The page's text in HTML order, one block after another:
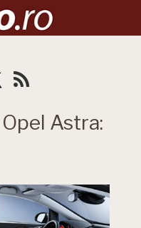
Astra: